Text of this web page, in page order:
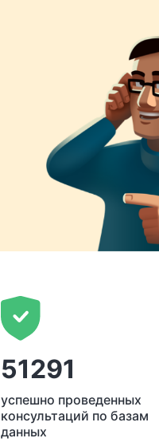
51291
успешно проведенных
консультаций по базам
данных